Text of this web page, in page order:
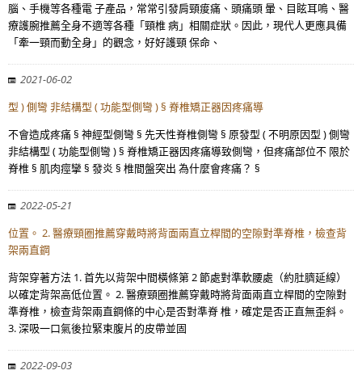
腦、手機等各種電 子產品，常常引發肩頸痠痛、頭痛頭 暈、目眩耳鳴、醫
療護腕推薦全身不適等各種「頸椎 病」相關症狀。因此，現代人更應具備
「牽一頸而動全身」的觀念，好好護頸 保命、
2021-06-02
型 ) 側彎 非結構型 ( 功能型側彎 ) § 脊椎矯正器因疼痛導
不會造成疼痛 § 神經型側彎 § 先天性脊椎側彎 § 原發型 ( 不明原因型 ) 側彎
非結構型 ( 功能型側彎 ) § 脊椎矯正器因疼痛導致側彎，但疼痛部位不 限於
脊椎 § 肌肉痙攣 § 發炎 § 椎間盤突出 為什麼會疼痛？ §
2022-05-21
位置。 2. 醫療頸圈推薦穿戴時將背面兩直立桿間的空隙對準脊椎，檢查背
架兩直鋼
背架穿著方法 1. 首先以背架中間橫條第 2 節處對準軟腰處（約肚臍延線）
以確定背架高低位置。 2. 醫療頸圈推薦穿戴時將背面兩直立桿間的空隙對
準脊椎，檢查背架兩直鋼條的中心是否對準脊 椎，確定是否正直無歪斜。
3. 深吸一口氣後拉緊束腹片的皮帶並固
2022-09-03